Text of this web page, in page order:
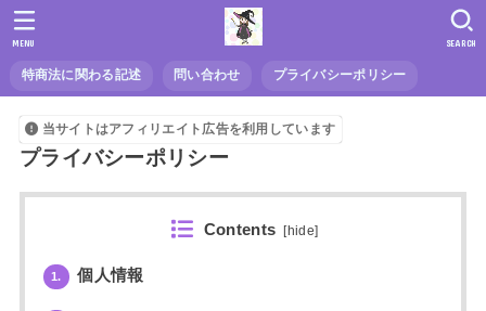
特商法に関わる記述 問い合わせ プライバシーポリシー
SEARCH
MENU
当サイトはアフィリエイト広告を利用しています
プライバシーポリシー
Contents [hide]
1. 個人情報